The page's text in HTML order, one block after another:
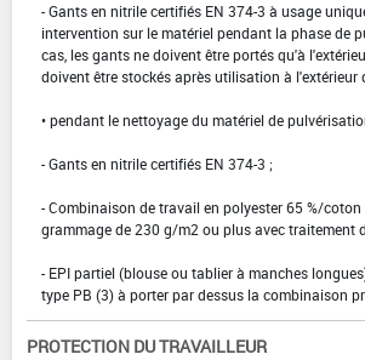
- Gants en nitrile certifiés EN 374-3 à usage
intervention sur le matériel pendant la phase de
cas, les gants ne doivent être portés qu'à
doivent être stockés après utilisation à l'extérieur
• pendant le nettoyage du matériel de
- Gants en nitrile certifiés EN 374-3 ;
- Combinaison de travail en polyester 65 %/coton
grammage de 230 g/m2 ou plus avec traitement
- EPI partiel (blouse ou tablier à manches
type PB (3) à porter par dessus la combinaison
PROTECTION DU TRAVAILLEUR